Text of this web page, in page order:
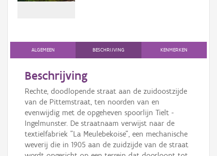
AanmeldenALGEMEEN BESCHRIJVING KENMERKEN
Beschrijving
Rechte, doodlopende straat aan de zuidoostzijde
van de Pittemstraat, ten noorden van en
evenwijdig met de opgeheven spoorlijn Tielt -
Ingelmunster. De straatnaam verwijst naar de
textielfabriek "La Meulebekoise", een mechanische
weverij die in 1905 aan de zuidzijde van de straat